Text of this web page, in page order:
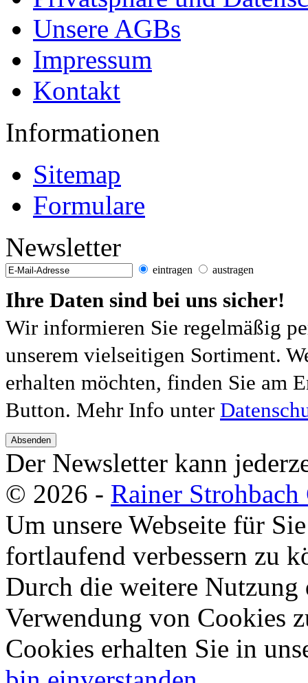
Unsere AGBs
Impressum
Kontakt
Informationen
Sitemap
Formulare
Newsletter
eintragen austragen
Ihre Daten sind bei uns sicher!
Wir informieren Sie regelmäßig
unserem vielseitigen Sortiment.
erhalten möchten, finden Sie am
Button. Mehr Info unter
Absenden
Der Newsletter kann
© 2026 - Rainer
Um unsere Webseite für
fortlaufend verbessern zu
Durch die weitere Nutzung
Verwendung von Cookies
Cookies erhalten Sie in